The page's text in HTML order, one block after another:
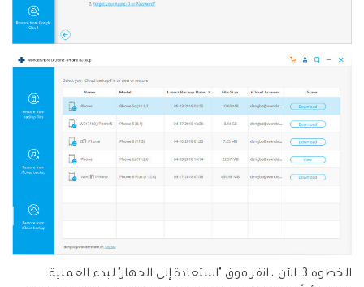
الخطوه 3.
الآن ، انقر فوق "استعادة إلى الجهاز" لبدء العملية.